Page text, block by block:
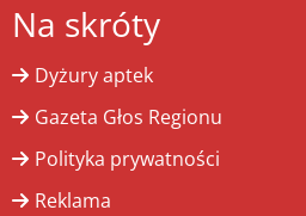
Na skróty
Dyżury aptek
Gazeta Głos Regionu
Polityka prywatności
Reklama